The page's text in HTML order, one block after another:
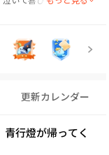
更新カレンダー
青行燈が帰ってく